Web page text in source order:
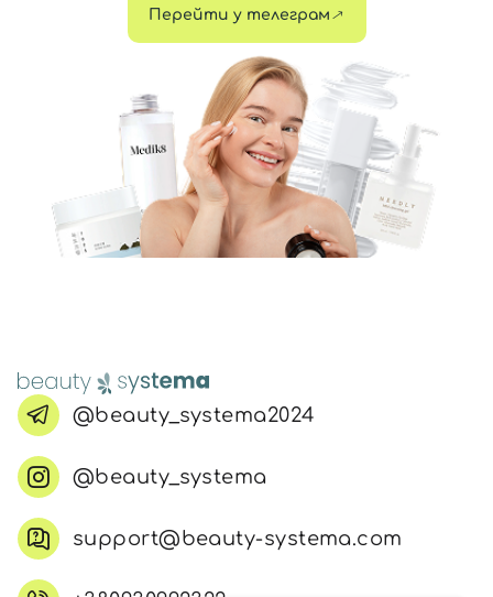
Перейти у телеграм
@beauty_systema2024
@beauty_systema
support@beauty-systema.com